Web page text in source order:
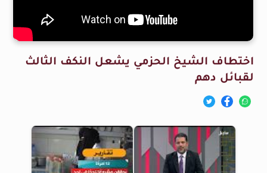
اختطاف الشيخ الحزمي يشعل النكف الثالث
لقبائل دهم